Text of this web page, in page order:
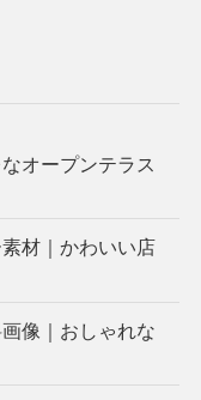
オープンテラス
材｜かわいい店
像｜おしゃれな